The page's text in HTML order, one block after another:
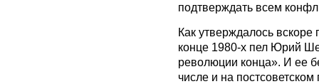
подтверждать всем
Как утверждалось
конце 1980-х пел Юрий
революции конца». И ее
числе и на